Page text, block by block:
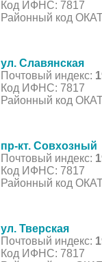
Код ИФНС: 7817
Районный код
ул. Славянская
Почтовый индекс:
Код ИФНС: 7817
Районный код
пр-кт. Совхозный
Почтовый индекс:
Код ИФНС: 7817
Районный код
ул. Тверская
Почтовый индекс:
Код ИФНС: 7817